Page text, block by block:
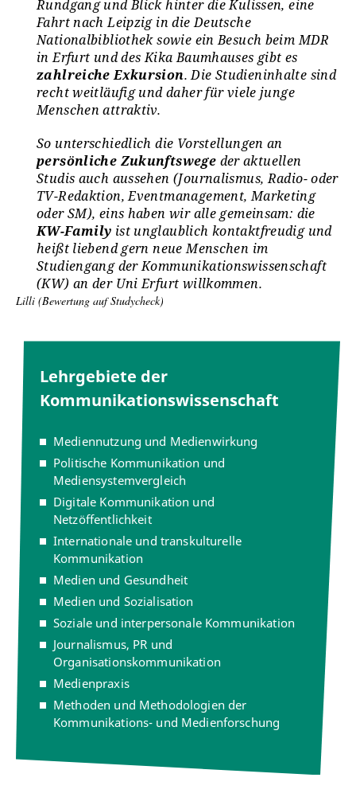
Rundgang und Blick hinter die Kulissen, eine
Fahrt nach Leipzig in die Deutsche
Nationalbibliothek sowie ein Besuch beim MDR
in Erfurt und des Kika Baumhauses gibt es
zahlreiche Exkursion. Die Studieninhalte sind
recht weitläufig und daher für viele junge
Menschen attraktiv.
So unterschiedlich die Vorstellungen an
persönliche Zukunftswege der aktuellen
Studis auch aussehen (Journalismus, Radio- oder
TV-Redaktion, Eventmanagement, Marketing
oder SM), eins haben wir alle gemeinsam: die
KW-Family ist unglaublich kontaktfreudig und
heißt liebend gern neue Menschen im
Studiengang der Kommunikationswissenschaft
(KW) an der Uni Erfurt willkommen.
Lilli (Bewertung auf Studycheck)
Lehrgebiete der
Kommunikationswissenschaft
Mediennutzung und Medienwirkung
Politische Kommunikation und
Mediensystemvergleich
Digitale Kommunikation und
Netzöffentlichkeit
Internationale und transkulturelle
Kommunikation
Medien und Gesundheit
Medien und Sozialisation
Soziale und interpersonale Kommunikation
Journalismus, PR und
Organisationskommunikation
Medienpraxis
Methoden und Methodologien der
Kommunikations- und Medienforschung